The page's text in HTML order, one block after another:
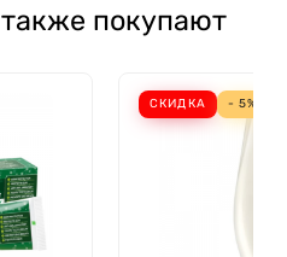
покупают
СКИДКА - 5%